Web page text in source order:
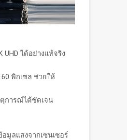
ได้อย่างแท้จริง
พิกเซล ช่วยให้
การณ์ได้ชัดเจน
อมูลแสงจากเซนเซอร์